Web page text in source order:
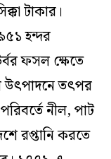
টাকার।
হন্দর
ফসল ক্ষেতে
উৎপাদনে তৎপর
নীল, পাট
রপ্তানি করতে